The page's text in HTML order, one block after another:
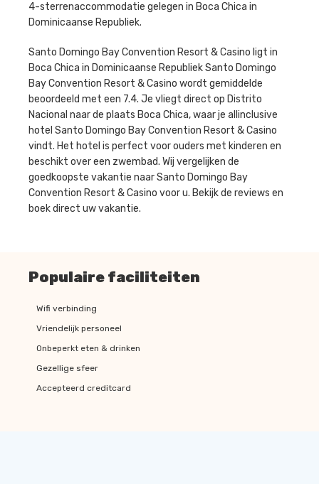
4-sterrenaccommodatie gelegen in Boca Chica in
Dominicaanse Republiek.
Santo Domingo Bay Convention Resort & Casino ligt in
Boca Chica in Dominicaanse Republiek Santo Domingo
Bay Convention Resort & Casino wordt gemiddelde
beoordeeld met een 7.4. Je vliegt direct op Distrito
Nacional naar de plaats Boca Chica, waar je allinclusive
hotel Santo Domingo Bay Convention Resort & Casino
vindt. Het hotel is perfect voor ouders met kinderen en
beschikt over een zwembad. Wij vergelijken de
goedkoopste vakantie naar Santo Domingo Bay
Convention Resort & Casino voor u. Bekijk de reviews en
boek direct uw vakantie.
Populaire faciliteiten
Wifi verbinding
Vriendelijk personeel
Onbeperkt eten & drinken
Gezellige sfeer
Accepteerd creditcard